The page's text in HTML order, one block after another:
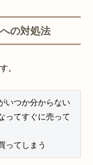
の対処法
。
いつか分からない
ってすぐに売って
ってしまう